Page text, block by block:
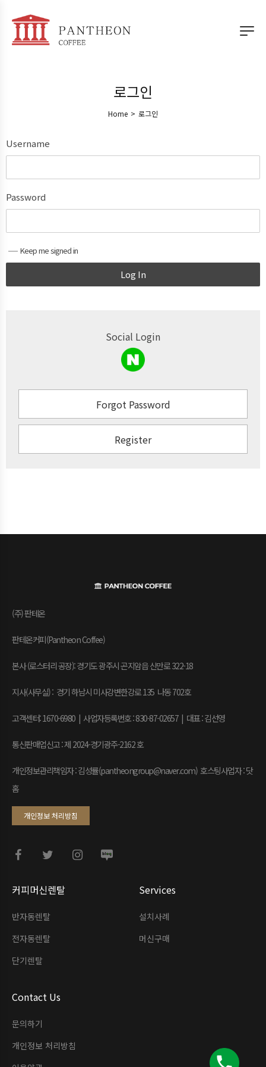
로그인
Home > 로그인
Username
Password
Keep me signed in
Log In
Social Login
Forgot Password
Register
커피머신렌탈
반자동렌탈
전자동렌탈
단기렌탈
Services
설치사례
머신구매
Contact Us
문의하기
개인정보 처리방침
(주) 판테온
판테온커피(Pantheon Coffee)
본사 (로스터리 공장): 경기도 광주시 곤지암읍 신만로 322-18
지사(사무실) : 경기 하남시 미사강변한강로 135 나동 702호
고객센터: 1670-6980 | 사업자등록번호 : 830-87-02657 | 대표 : 김선영
통신판매업신고 : 제 2024-경기광주-2162 호
개인정보관리책임자 : 김성률(pantheongroup@naver.com) 호스팅사업자 : 닷
홈
개인정보 처리방침